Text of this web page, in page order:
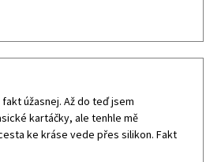
úžasnej. Až do teď jsem
kartáčky, ale tenhle mě
ke kráse vede přes silikon. Fakt